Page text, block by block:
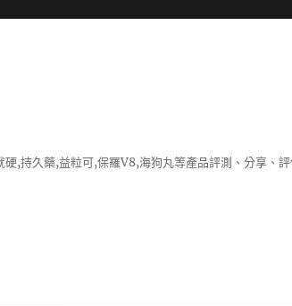
,持久藥,益粒可,保羅V8,海狗丸等產品評測、分享、